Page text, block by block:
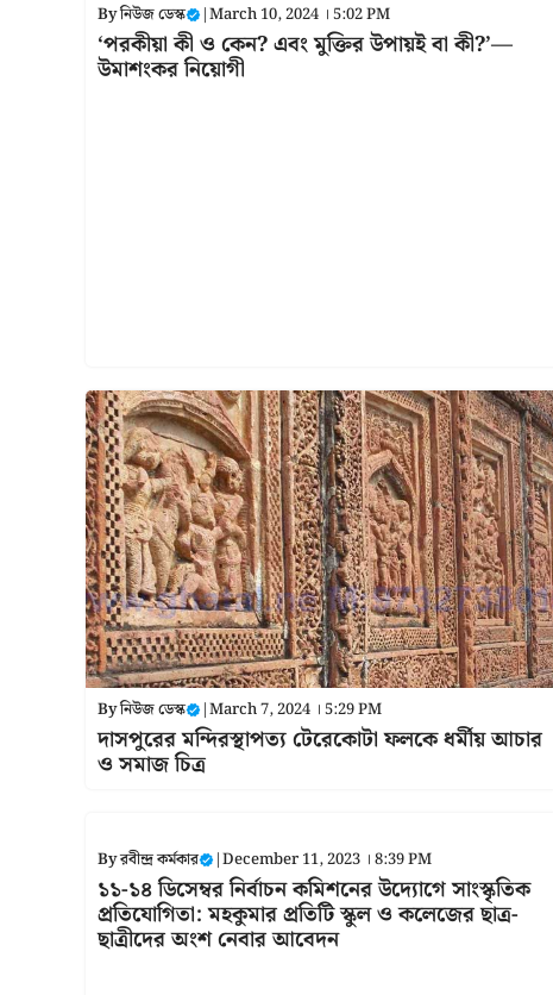
Byনিউজ ডেস্ক |March 10, 2024 । 5:02 PM
‘পরকীয়া কী ও কেন? এবং মুক্তির উপায়ই বা কী?’—
উমাশংকর নিয়োগী
Byনিউজ ডেস্ক |March 7, 2024 । 5:29 PM
দাসপুরের মন্দিরস্থাপত্য টেরেকোটা ফলকে ধর্মীয় আচার
ও সমাজ চিত্র
Byরবীন্দ্র কর্মকার |December 11, 2023 । 8:39 PM
১১-১৪ ডিসেম্বর নির্বাচন কমিশনের উদ্যোগে সাংস্কৃতিক
প্রতিযোগিতা: মহকুমার প্রতিটি স্কুল ও কলেজের ছাত্র-
ছাত্রীদের অংশ নেবার আবেদন